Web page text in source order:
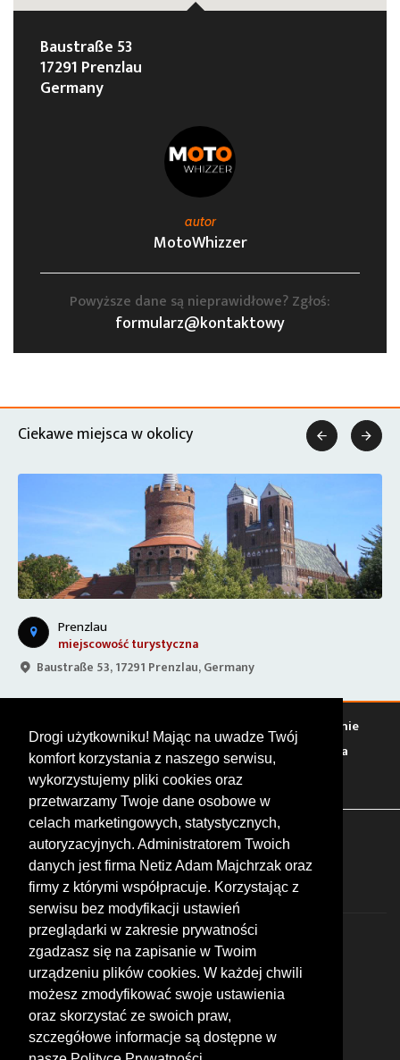
Drogi użytkowniku! Mając na uwadze Twój
komfort korzystania z naszego serwisu,
wykorzystujemy pliki cookies oraz
przetwarzamy Twoje dane osobowe w
celach marketingowych, statystycznych,
autoryzacyjnych. Administratorem Twoich
danych jest firma Netiz Adam Majchrzak oraz
firmy z którymi współpracuje. Korzystając z
serwisu bez modyfikacji ustawień
przeglądarki w zakresie prywatności
zgadzasz się na zapisanie w Twoim
urządzeniu plików cookies. W każdej chwili
możesz zmodyfikować swoje ustawienia
oraz skorzystać ze swoich praw,
szczegółowe informacje są dostępne w
Baustraße 53
17291 Prenzlau
Germany
autor
MotoWhizzer
Powyższe dane są nieprawidłowe? Zgłoś:
formularz@kontaktowy
Ciekawe miejsca w okolicy
Prenzlau
miejscowość turystyczna
Baustraße 53, 17291 Prenzlau, Germany
 
Warto zobaczyć Serwisy Stacje paliw
Jedzenie
Bary Zakwaterowanie Tory Zloty Rajdy
Spotkania
Targi Giełdy Szkolenia
FOLLOW US
© 2026 by MotoWhizzer.com
All rights reserved.